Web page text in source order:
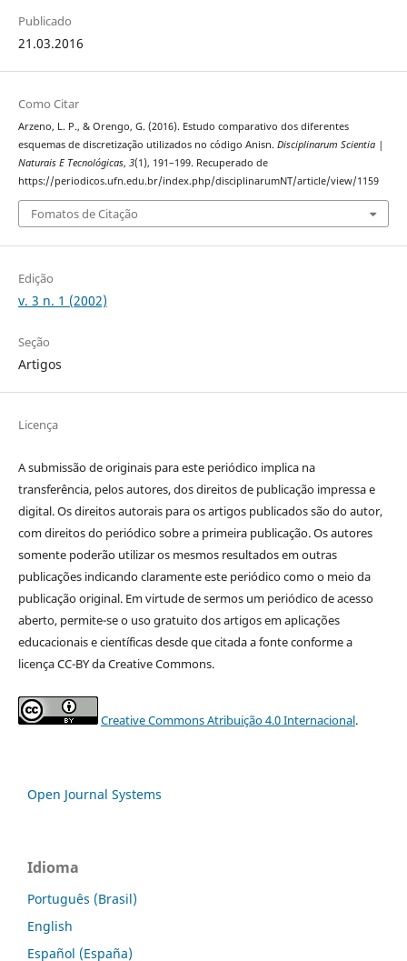
Publicado
21.03.2016
Como Citar
Arzeno, L. P., & Orengo, G. (2016). Estudo comparativo dos diferentes
esquemas de discretização utilizados no código Anisn. Disciplinarum Scientia |
Naturais E Tecnológicas, 3(1), 191–199. Recuperado de
https://periodicos.ufn.edu.br/index.php/disciplinarumNT/article/view/1159
Fomatos de Citação
Edição
v. 3 n. 1 (2002)
Seção
Artigos
Licença
A submissão de originais para este periódico implica na
transferência, pelos autores, dos direitos de publicação impressa e
digital. Os direitos autorais para os artigos publicados são do autor,
com direitos do periódico sobre a primeira publicação. Os autores
somente poderão utilizar os mesmos resultados em outras
publicações indicando claramente este periódico como o meio da
publicação original. Em virtude de sermos um periódico de acesso
aberto, permite-se o uso gratuito dos artigos em aplicações
educacionais e científicas desde que citada a fonte conforme a
licença CC-BY da Creative Commons.
Creative Commons Atribuição 4.0 Internacional.
Open Journal Systems
Idioma
Português (Brasil)
English
Español (España)